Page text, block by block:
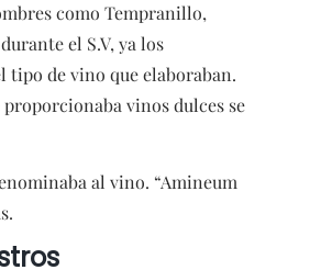
como Tempranillo,
el S.V, ya los
tipo de vino que elaboraban.
vinos dulces se
al vino. “Amineum